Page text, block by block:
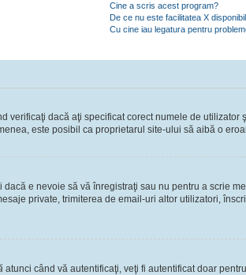
Cine a scris acest program?
De ce nu este facilitatea X
Cu cine iau legatura pentru
verificaţi dacă aţi specificat corect numele de utilizator
este posibil ca proprietarul site-ului să aibă o
e nevoie să vă înregistraţi sau nu pentru a scrie
private, trimiterea de email-uri altor utilizatori,
atunci când vă autentificaţi, veţi fi autentificat doar